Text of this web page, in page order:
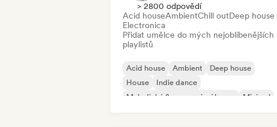
> 2800 odpovědí
Acid houseAmbientChill outDeep house
Electronica
Přidat umělce do mých nejoblíbenějších
playlistů
Acid house Ambient
Deep house
House
Indie dance
Melodický & progresivní house
Minimal